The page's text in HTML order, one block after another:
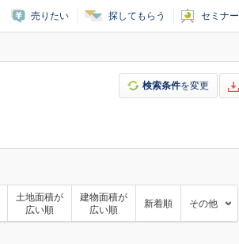
売りたい 探してもらう セミナー
検索条件を変更
土地面積が
広い順
建物面積が
広い順
新着順 その他